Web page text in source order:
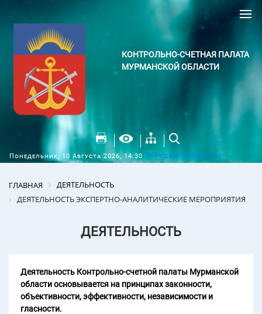
КОНТРОЛЬНО-СЧЕТНАЯ ПАЛАТА
МУРМАНСКОЙ ОБЛАСТИ
Понедельник, 10 Августа 2026, 14:30 Погода в Мурманске
ГЛАВНАЯ
ДЕЯТЕЛЬНОСТЬ
ДЕЯТЕЛЬНОСТЬ ЭКСПЕРТНО-АНАЛИТИЧЕСКИЕ МЕРОПРИЯТИЯ
ДЕЯТЕЛЬНОСТЬ
Деятельность Контрольно-счетной палаты Мурманской
области основывается на принципах законности,
объективности, эффективности, независимости и
гласности.